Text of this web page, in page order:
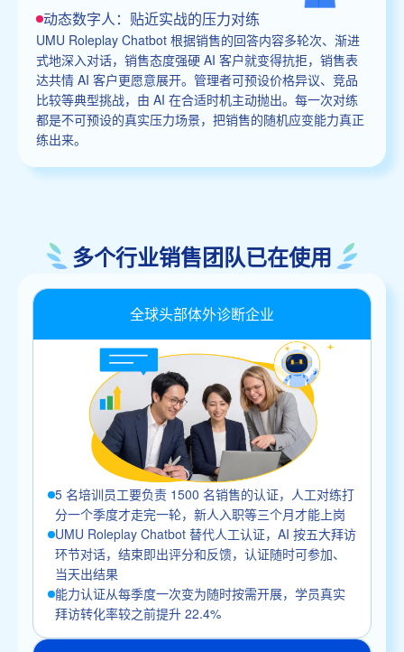
动态数字人：贴近实战的压力对练
UMU Roleplay Chatbot 根据销售的回答内容多轮次、渐进
式地深入对话，销售态度强硬 AI 客户就变得抗拒，销售表
达共情 AI 客户更愿意展开。管理者可预设价格异议、竞品
比较等典型挑战，由 AI 在合适时机主动抛出。每一次对练
都是不可预设的真实压力场景，把销售的随机应变能力真正
练出来。
多个行业销售团队已在使用
全球头部体外诊断企业
5 名培训员工要负责 1500 名销售的认证，人工对练打
分一个季度才走完一轮，新人入职等三个月才能上岗
UMU Roleplay Chatbot 替代人工认证，AI 按五大拜访
环节对话，结束即出评分和反馈，认证随时可参加、
当天出结果
能力认证从每季度一次变为随时按需开展，学员真实
拜访转化率较之前提升 22.4%